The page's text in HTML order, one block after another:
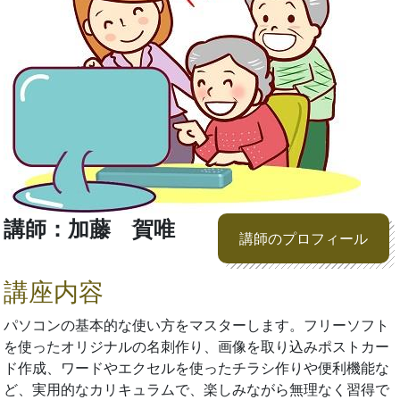
講師：加藤 賀唯 講師のプロフィール
講座内容
パソコンの基本的な使い方をマスターします。フリーソフト
を使ったオリジナルの名刺作り、画像を取り込みポストカー
ド作成、ワードやエクセルを使ったチラシ作りや便利機能な
ど、実用的なカリキュラムで、楽しみながら無理なく習得で